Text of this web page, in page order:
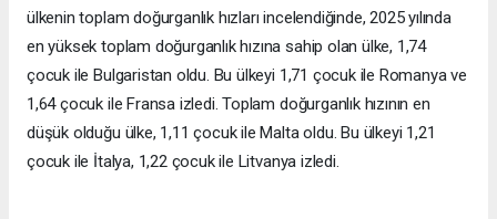
ülkenin toplam doğurganlık hızları incelendiğinde, 2025 yılında
en yüksek toplam doğurganlık hızına sahip olan ülke, 1,74
çocuk ile Bulgaristan oldu. Bu ülkeyi 1,71 çocuk ile Romanya ve
1,64 çocuk ile Fransa izledi. Toplam doğurganlık hızının en
düşük olduğu ülke, 1,11 çocuk ile Malta oldu. Bu ülkeyi 1,21
çocuk ile İtalya, 1,22 çocuk ile Litvanya izledi.